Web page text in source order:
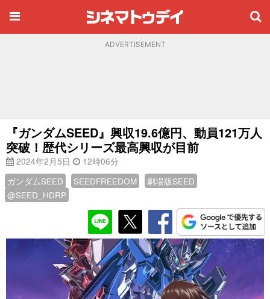
ADVERTISEMENT
『ガンダムSEED』興収19.6億円、動員121万人
突破！歴代シリーズ最高興収が目前
2024年2月5日
12時06分
ガンダムSEED
SEEDFREEDOM
劇場版SEED
@SEED_HDRP